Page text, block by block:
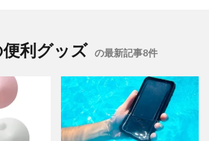
利グッズ の最新記事8件